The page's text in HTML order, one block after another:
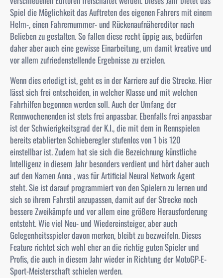
Spiel die Möglichkeit das Auftreten des eigenen Fahrers mit einem
Helm-, einen Fahrernummer- und Rückenaufnähereditor nach
Belieben zu gestalten. So fallen diese recht üppig aus, bedürfen
daher aber auch eine gewisse Einarbeitung, um damit kreative und
vor allem zufriedenstellende Ergebnisse zu erzielen.
Wenn dies erledigt ist, geht es in der Karriere auf die Strecke. Hier
lässt sich frei entscheiden, in welcher Klasse und mit welchen
Fahrhilfen begonnen werden soll. Auch der Umfang der
Rennwochenenden ist stets frei anpassbar. Ebenfalls frei anpassbar
ist der Schwierigkeitsgrad der K.I., die mit dem in Rennspielen
bereits etablierten Schieberegler stufenlos von 1 bis 120
einstellbar ist. Zudem hat sie sich die Bezeichnung künstliche
Intelligenz in diesem Jahr besonders verdient und hört daher auch
auf den Namen Anna , was für Artificial Neural Network Agent
steht. Sie ist darauf programmiert von den Spielern zu lernen und
sich so ihrem Fahrstil anzupassen, damit auf der Strecke noch
bessere Zweikämpfe und vor allem eine größere Herausforderung
entsteht. Wie viel Neu- und Wiedereinsteiger, aber auch
Gelegenheitsspieler davon merken, bleibt zu bezweifeln. Dieses
Feature richtet sich wohl eher an die richtig guten Spieler und
Profis, die auch in diesem Jahr wieder in Richtung der MotoGP-E-
Sport-Meisterschaft schielen werden.